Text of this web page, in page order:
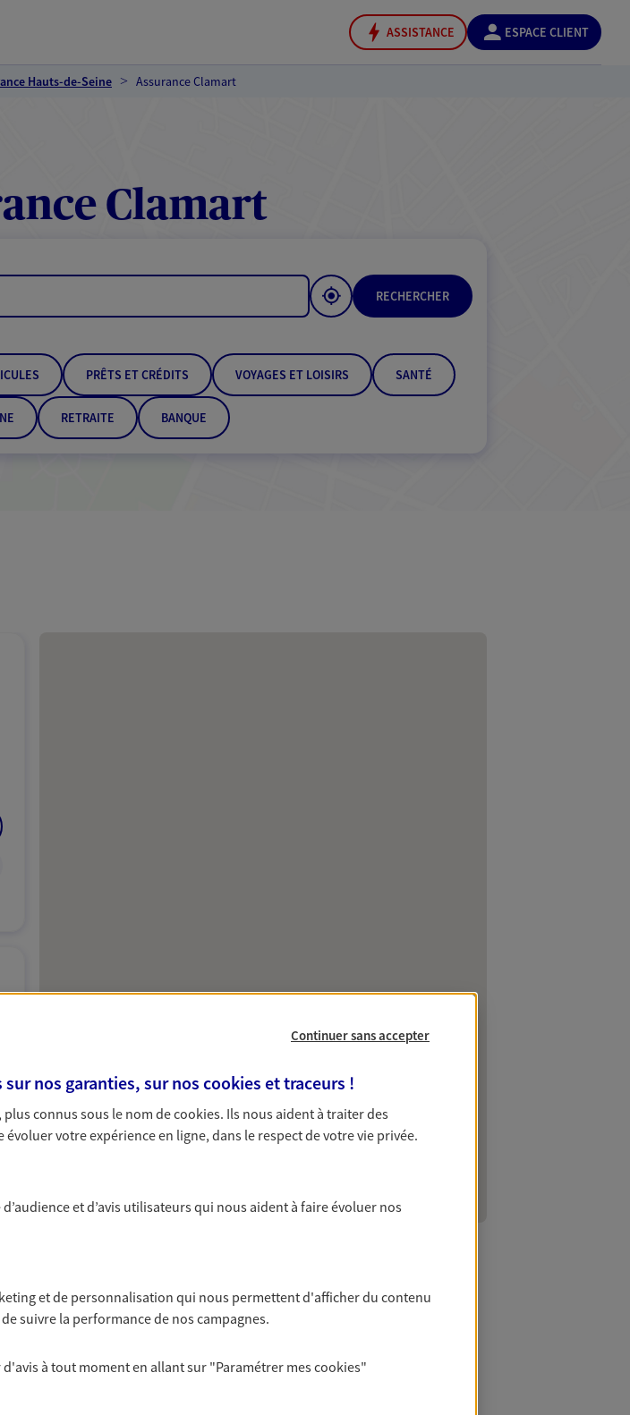
ASSISTANCE ESPACE CLIENT
Hauts-de-Seine Assurance Clamart
Clamart
RECHERCHER
PRÊTS ET CRÉDITS VOYAGES ET LOISIRS SANTÉ
RETRAITE BANQUE
Continuer sans accepter
sur nos garanties, sur noscookies et traceurs !
connus sous le nom decookies. Ils nous aident à traiter des
votre expérience en ligne, dans le respect de votre vie privée.
et d’avis utilisateurs qui nous aident à faire évoluer nos
et de personnalisation qui nous permettent d'afficher du contenu
suivre la performance de nos campagnes.
d'avis à tout moment en allant sur "Paramétrer mescookies"